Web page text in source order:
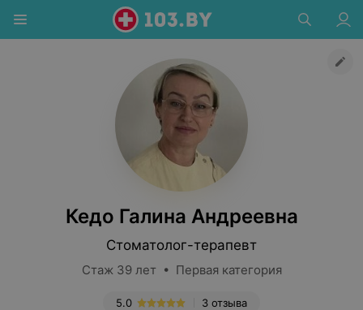
Кедо Галина Андреевна
Стоматолог-терапевт
Стаж 39 лет • Первая категория
3 отзыва
5.0